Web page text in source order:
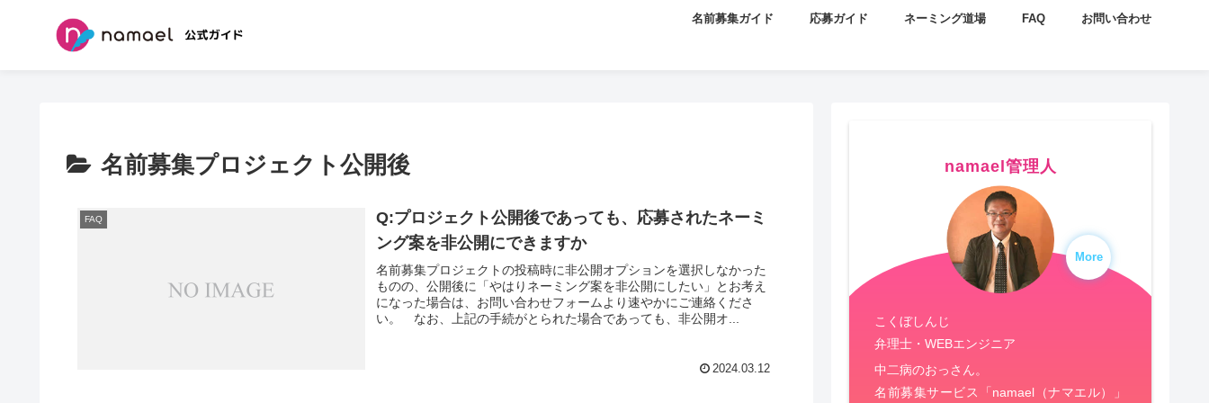
名前募集ガイド 応募ガイド ネーミング道場 FAQ お問い合わせ
名前募集プロジェクト公開後
FAQ
Q:プロジェクト公開後であっても、応募されたネーミ
ング案を非公開にできますか
名前募集プロジェクトの投稿時に非公開オプションを選択しなかった
ものの、公開後に「やはりネーミング案を非公開にしたい」とお考え
になった場合は、お問い合わせフォームより速やかにご連絡くださ
い。 なお、上記の手続がとられた場合であっても、非公開オ...
2024.03.12
namael管理人
More
こくぼしんじ
弁理士・WEBエンジニア
中二病のおっさん。
名前募集サービス「namael（ナマエル）」